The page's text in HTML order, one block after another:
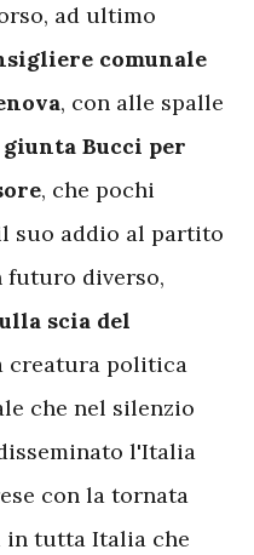
ad ultimo
comunale
, con alle spalle
giunta Bucci per
, che pochi
suo addio al partito
futuro diverso,
scia del
creatura politica
che nel silenzio
l'Italia
con la tornata
tutta Italia che